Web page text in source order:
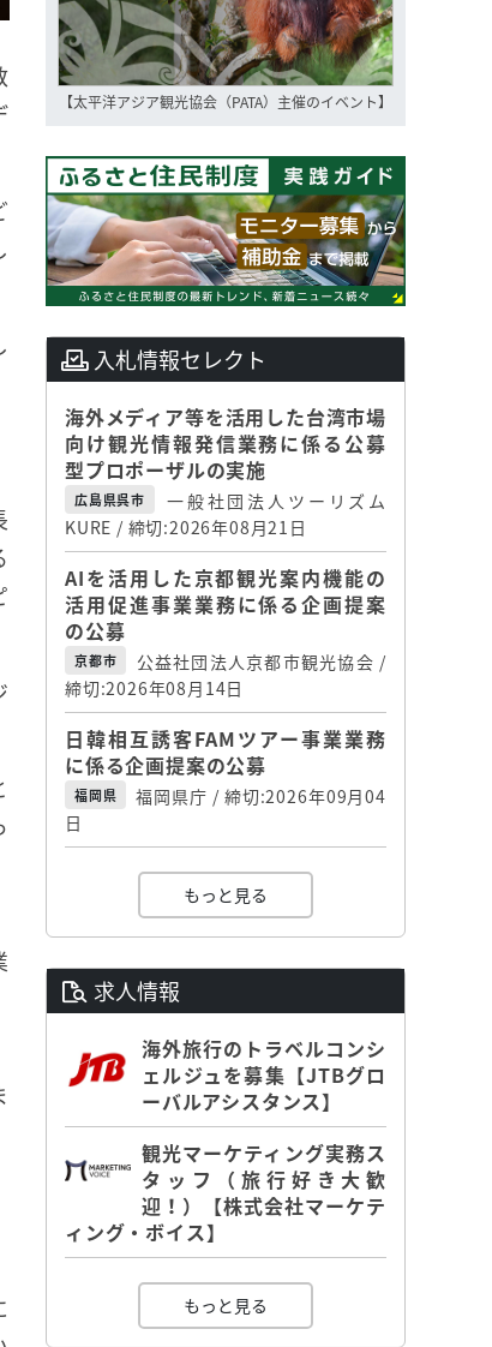
【太平洋アジア観光協会（PATA）主催のイベント】
入札情報セレクト
海外メディア等を活用した台湾市場
向け観光情報発信業務に係る公募
型プロポーザルの実施
広島県呉市
一般社団法人ツーリズム
KURE / 締切:2026年08月21日
AIを活用した京都観光案内機能の
活用促進事業業務に係る企画提案
の公募
京都市
公益社団法人京都市観光協会 /
締切:2026年08月14日
日韓相互誘客FAMツアー事業業務
に係る企画提案の公募
福岡県
福岡県庁 / 締切:2026年09月04
日
もっと見る
求人情報
海外旅行のトラベルコンシ
ェルジュを募集【JTBグロ
ーバルアシスタンス】
観光マーケティング実務ス
タッフ（旅行好き大歓
迎！）【株式会社マーケテ
ィング・ボイス】
もっと見る